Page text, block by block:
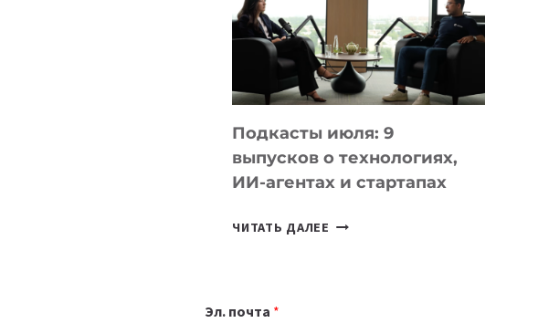
2026:
10
ЛУЧШИХ
ДЛЯ
УЧЕБЫ
Подкасты июля: 9
выпусков о технологиях,
ИИ-агентах и стартапах
ЧИТАТЬ ДАЛЕЕ ПОДКАСТЫ
Эл. почта *